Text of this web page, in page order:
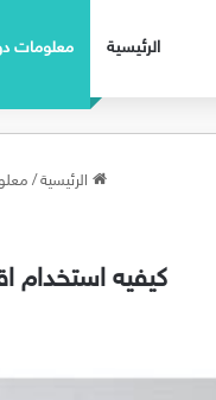
الرئيسية معلومات
الرئيسية /
كيفيه استخدام